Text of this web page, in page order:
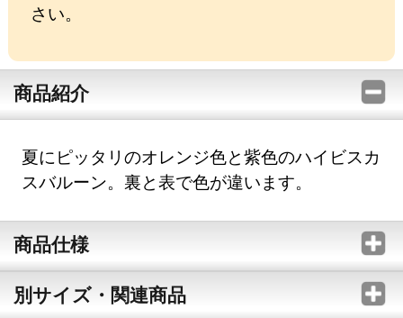
さい。
商品紹介
夏にピッタリのオレンジ色と紫色のハイビスカ
スバルーン。裏と表で色が違います。
商品仕様
別サイズ・関連商品